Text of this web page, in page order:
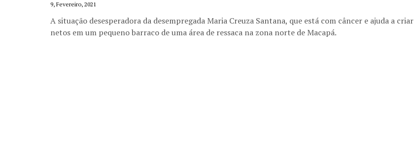
9, Fevereiro, 2021
A situação desesperadora da desempregada Maria Creuza Santana, que está com câncer e ajuda a criar
netos em um pequeno barraco de uma área de ressaca na zona norte de Macapá.